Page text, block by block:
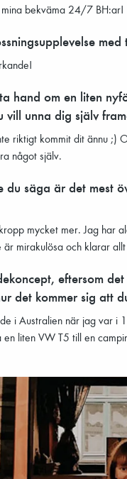
bekväma 24/7 BH:ar!
med
hand om en liten
vill unna dig själv
riktigt kommit dit ännu
något själv.
du säga är det mest
mycket mer. Jag har
mirakulösa och klarar
eftersom
det kommer sig att
i Australien när jag var i
liten VW T5 till en